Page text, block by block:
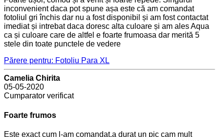
inconvenient daca pot spune așa este că am comandat
fotoliul gri închis dar nu a fost disponibil și am fost contactat
imediat și intrebat daca doresc alta culoare și am ales Aqua
ca și culoare care de altfel e foarte frumoasa dar merită 5
stele din toate punctele de vedere
Părere pentru: Fotoliu Para XL
Camelia Chirita
05-05-2020
Cumparator verificat
Foarte frumos
Este exact cum l-am comandat,a durat un pic cam mult